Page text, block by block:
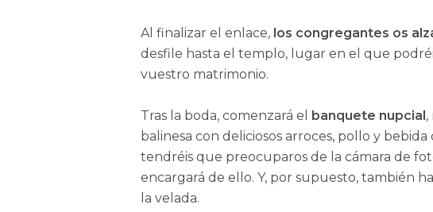
Al finalizar el enlace, los congregantes os
desfile hasta el templo, lugar en el que
vuestro matrimonio.
Tras la boda, comenzará el banquete nupcial,
balinesa con deliciosos arroces, pollo y bebida
tendréis que preocuparos de la cámara de
encargará de ello. Y, por supuesto, también
la velada.